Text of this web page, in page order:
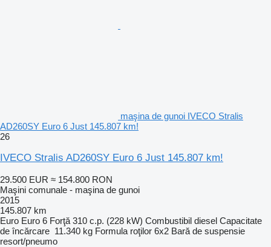
maşina de gunoi IVECO Stralis
AD260SY Euro 6 Just 145.807 km!
26
IVECO Stralis AD260SY Euro 6 Just 145.807 km!
29.500 EUR ≈ 154.800 RON
Maşini comunale - maşina de gunoi
2015
145.807 km
Euro Euro 6 Forţă 310 c.p. (228 kW) Combustibil diesel Capacitate
de încărcare 11.340 kg Formula roţilor 6x2 Bară de suspensie
resort/pneumo